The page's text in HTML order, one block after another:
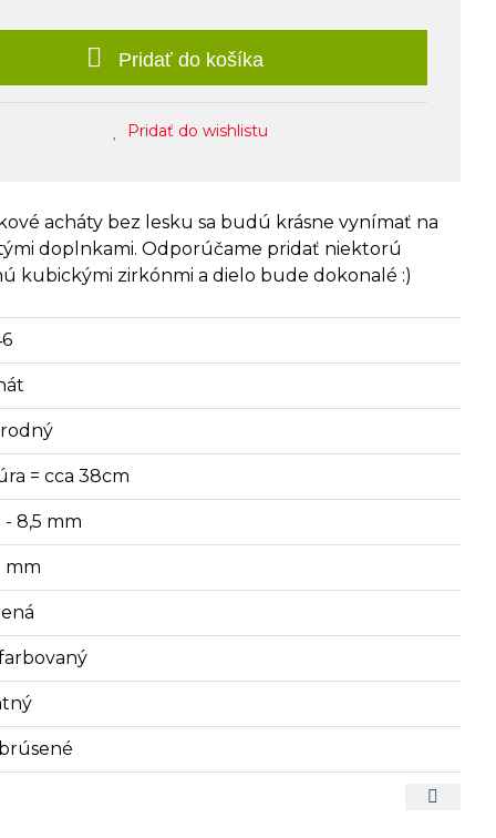
Pridať do košíka
Pridať do wishlistu
acháty bez lesku sa budú krásne vynímať na
doplnkami. Odporúčame pridať niektorú
kubickými zirkónmi a dielo bude dokonalé :)
= cca 38cm
- 8,5 mm
mm